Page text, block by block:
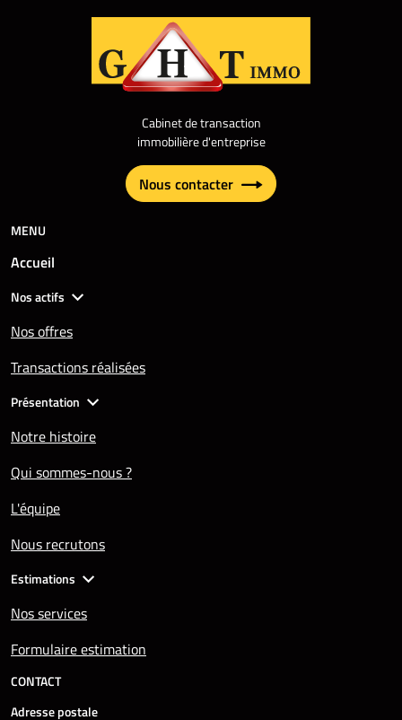
Cabinet de transaction
immobilière d'entreprise
Nous contacter
MENU
Accueil
Nos actifs
Nos offres
Transactions réalisées
Présentation
Notre histoire
Qui sommes-nous ?
L'équipe
Nous recrutons
Estimations
Nos services
Formulaire estimation
CONTACT
Adresse postale